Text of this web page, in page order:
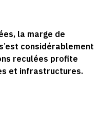
la marge de
considérablement
reculées profite
et infrastructures.